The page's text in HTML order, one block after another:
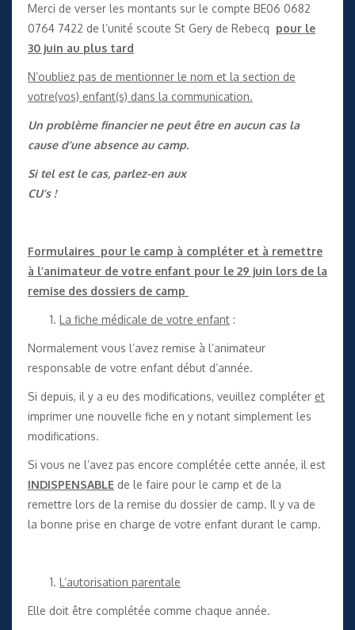
Merci de verser les montants sur le compte BE06 0682
0764 7422 de l’unité scoute St Gery de Rebecq pour le
30 juin au plus tard
N’oubliez pas de mentionner le nom et la section de
votre(vos) enfant(s) dans la communication.
Un problème financier ne peut être en aucun cas la
cause d’une absence au camp.
Si tel est le cas, parlez-en aux
CU’s !
Formulaires pour le camp à compléter et à remettre
à l’animateur de votre enfant pour le 29 juin lors de la
remise des dossiers de camp
La fiche médicale de votre enfant :
Normalement vous l’avez remise à l’animateur
responsable de votre enfant début d’année.
Si depuis, il y a eu des modifications, veuillez compléter et
imprimer une nouvelle fiche en y notant simplement les
modifications.
Si vous ne l’avez pas encore complétée cette année, il est
INDISPENSABLE de le faire pour le camp et de la
remettre lors de la remise du dossier de camp. Il y va de
la bonne prise en charge de votre enfant durant le camp.
L’autorisation parentale
Elle doit être complétée comme chaque année.